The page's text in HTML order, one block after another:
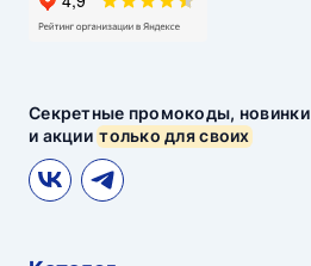
Секретные промокоды, новинки
и акциитолько для своих